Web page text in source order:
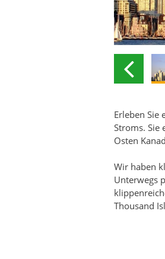
Erleben Sie
Stroms. Sie
Osten
Wir haben
Unterwegs
Thousand